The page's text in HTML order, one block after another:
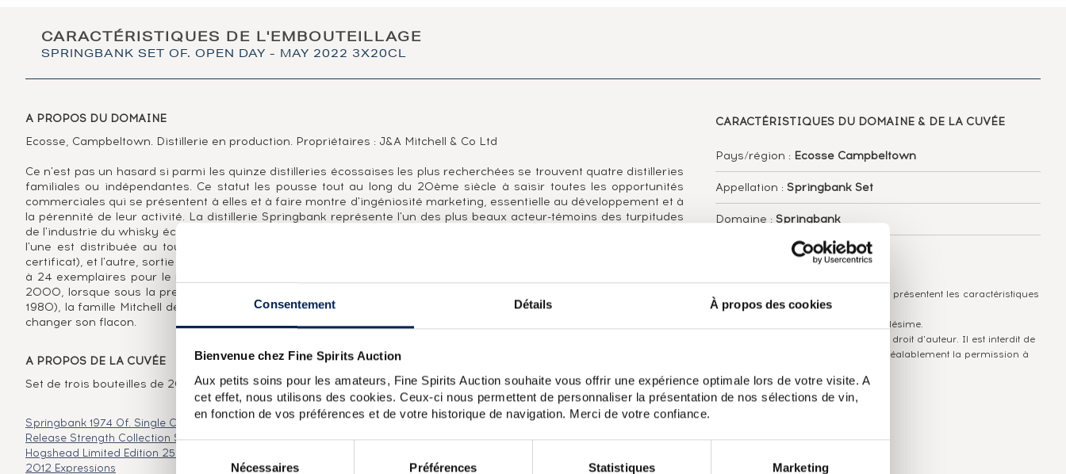
Consentement Détails À propos des cookies
Bienvenue chez Fine Spirits Auction
Aux petits soins pour les amateurs, Fine Spirits Auction souhaite vous offrir une expérience optimale lors de votre visite. A
cet effet, nous utilisons des cookies. Ceux-ci nous permettent de personnaliser la présentation de nos sélections de vin,
en fonction de vos préférences et de votre historique de navigation. Merci de votre confiance.
Nécessaires Préférences Statistiques Marketing
CARACTÉRISTIQUES DE L'EMBOUTEILLAGE
SPRINGBANK SET OF. OPEN DAY - MAY 2022 3X20CL
A PROPOS DU DOMAINE
Ecosse, Campbeltown. Distillerie en production. Propriétaires : J&A Mitchell & Co Ltd
Ce n'est pas un hasard si parmi les quinze distilleries écossaises les plus recherchées se trouvent quatre distilleries
familiales ou indépendantes. Ce statut les pousse tout au long du 20ème siècle à saisir toutes les opportunités
commerciales qui se présentent à elles et à faire montre d'ingéniosité marketing, essentielle au développement et à
la pérennité de leur activité. La distillerie Springbank représente l'un des plus beaux acteur-témoins des turpitudes
de l'industrie du whisky écossais au 20ème siècle.Cela se traduit par deux mises en bouteilles exceptionnelles, dont
l'une est distribuée au tout début des années 70, un 50 ans, distillé le 29 décembre 1919 (mentionné sur son
certificat), et l'autre, sortie au début des années 90, résultant d'un ré-embouteillage effectué par la distillerie, limitée
à 24 exemplaires pour le monde, affichant le millésime 1919. Mais cela se traduit aussi au tout début des années
2000, lorsque sous la pression d'un stock marqué au fer rouge par des années de crise de production (décennie
1980), la famille Mitchell décide d'effectuer un changement drastique du profil de son single malt et en profite pour
changer son flacon.
A PROPOS DE LA CUVÉE
Set de trois bouteilles de 20cl comprenant un Springbank 22 ans, un Longrow 15 ans et un Hazelburn 15 ans.
Springbank 1974 Of. Single Cask 153 2000 Release Springbank 36 years 1970 Signatory Vintage Single Cask 1629 2006
Release Strength Collection Springbank 16 years 1992 Berry Bros Rudd PeatedSpringbank 16 years 1996 The Stillman Sherry
Hogshead Limited Edition 250 Bottles Cask Selection
2012 Expressions
CARACTÉRISTIQUES DU DOMAINE & DE LA CUVÉE
Pays/région : Ecosse Campbeltown
Appellation : Springbank Set
Domaine : Springbank
Ambré
Les informations publiées ci-dessus présentent les caractéristiques
actuelles du spiritueux concerné.
Elles ne sont pas spécifiques au millésime.
Attention, ce texte est protégé par un droit d'auteur. Il est interdit de
le copier sans en avoir demandé préalablement la permission à